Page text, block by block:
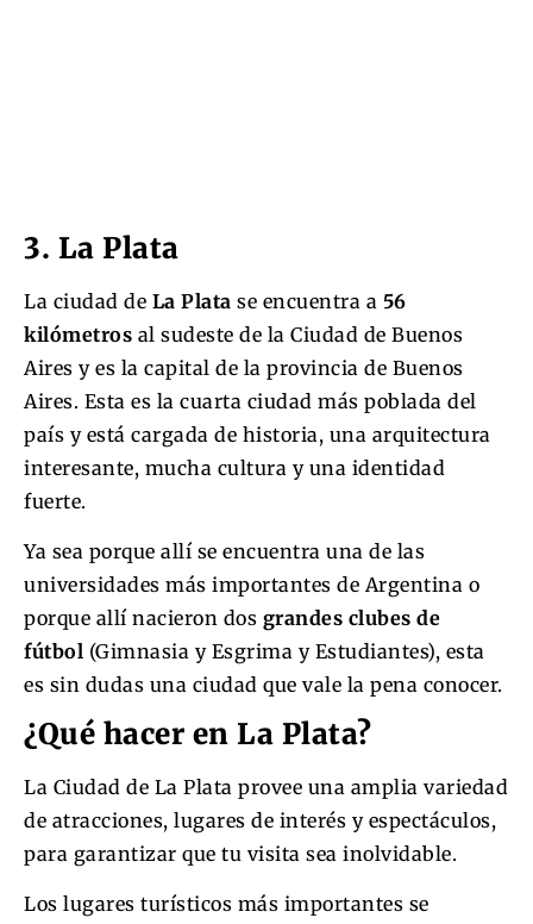
3. La Plata
La ciudad de La Plata se encuentra a 56
kilómetros al sudeste de la Ciudad de Buenos
Aires y es la capital de la provincia de Buenos
Aires. Esta es la cuarta ciudad más poblada del
país y está cargada de historia, una arquitectura
interesante, mucha cultura y una identidad
fuerte.
Ya sea porque allí se encuentra una de las
universidades más importantes de Argentina o
porque allí nacieron dos grandes clubes de
fútbol (Gimnasia y Esgrima y Estudiantes), esta
es sin dudas una ciudad que vale la pena conocer.
¿Qué hacer en La Plata?
La Ciudad de La Plata provee una amplia variedad
de atracciones, lugares de interés y espectáculos,
para garantizar que tu visita sea inolvidable.
Los lugares turísticos más importantes se